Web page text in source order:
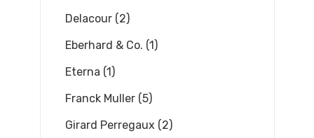
Delacour (2)
Eberhard & Co. (1)
Eterna (1)
Franck Muller (5)
Girard Perregaux (2)